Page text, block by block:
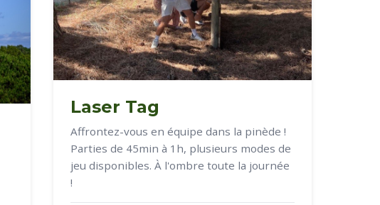
Laser Tag
Affrontez-vous en équipe dans la pinède !
Parties de 45min à 1h, plusieurs modes de
jeu disponibles. À l'ombre toute la journée
!